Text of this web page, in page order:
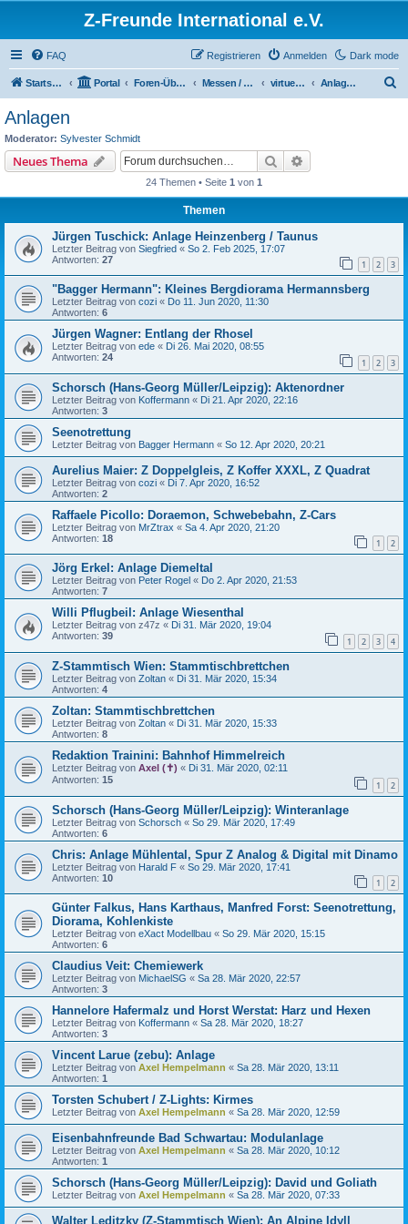
Z-Freunde International e.V.
Dark mode
FAQ Anmelden
Registrieren
Startseite Portal Foren-Übersicht Messen / Ausstellungen / Events virtuelles Z-Weekend 2020 Anlagen
Anlagen
Moderator: Sylvester Schmidt
Neues Thema Suche
24 Themen • Seite 1 von 1
Themen
Jürgen Tuschick: Anlage Heinzenberg / Taunus
Letzter Beitrag von Siegfried « So 2. Feb 2025, 17:07
Antworten: 27 1 2 3
"Bagger Hermann": Kleines Bergdiorama Hermannsberg
Letzter Beitrag von cozi « Do 11. Jun 2020, 11:30
Antworten: 6
Jürgen Wagner: Entlang der Rhosel
Letzter Beitrag von ede « Di 26. Mai 2020, 08:55
Antworten: 24 1 2 3
Schorsch (Hans-Georg Müller/Leipzig): Aktenordner
Letzter Beitrag von Koffermann « Di 21. Apr 2020, 22:16
Antworten: 3
Seenotrettung
Letzter Beitrag von Bagger Hermann « So 12. Apr 2020, 20:21
Aurelius Maier: Z Doppelgleis, Z Koffer XXXL, Z Quadrat
Letzter Beitrag von cozi « Di 7. Apr 2020, 16:52
Antworten: 2
Raffaele Picollo: Doraemon, Schwebebahn, Z-Cars
Letzter Beitrag von MrZtrax « Sa 4. Apr 2020, 21:20
Antworten: 18 1 2
Jörg Erkel: Anlage Diemeltal
Letzter Beitrag von Peter Rogel « Do 2. Apr 2020, 21:53
Antworten: 7
Willi Pflugbeil: Anlage Wiesenthal
Letzter Beitrag von z47z « Di 31. Mär 2020, 19:04
Antworten: 39 1 2 3 4
Z-Stammtisch Wien: Stammtischbrettchen
Letzter Beitrag von Zoltan « Di 31. Mär 2020, 15:34
Antworten: 4
Zoltan: Stammtischbrettchen
Letzter Beitrag von Zoltan « Di 31. Mär 2020, 15:33
Antworten: 8
Redaktion Trainini: Bahnhof Himmelreich
Letzter Beitrag von Axel (✝) « Di 31. Mär 2020, 02:11
Antworten: 15 1 2
Schorsch (Hans-Georg Müller/Leipzig): Winteranlage
Letzter Beitrag von Schorsch « So 29. Mär 2020, 17:49
Antworten: 6
Chris: Anlage Mühlental, Spur Z Analog & Digital mit Dinamo
Letzter Beitrag von Harald F « So 29. Mär 2020, 17:41
Antworten: 10 1 2
Günter Falkus, Hans Karthaus, Manfred Forst: Seenotrettung,
Diorama, Kohlenkiste
Letzter Beitrag von eXact Modellbau « So 29. Mär 2020, 15:15
Antworten: 6
Claudius Veit: Chemiewerk
Letzter Beitrag von MichaelSG « Sa 28. Mär 2020, 22:57
Antworten: 3
Hannelore Hafermalz und Horst Werstat: Harz und Hexen
Letzter Beitrag von Koffermann « Sa 28. Mär 2020, 18:27
Antworten: 3
Vincent Larue (zebu): Anlage
Letzter Beitrag von Axel Hempelmann « Sa 28. Mär 2020, 13:11
Antworten: 1
Torsten Schubert / Z-Lights: Kirmes
Letzter Beitrag von Axel Hempelmann « Sa 28. Mär 2020, 12:59
Eisenbahnfreunde Bad Schwartau: Modulanlage
Letzter Beitrag von Axel Hempelmann « Sa 28. Mär 2020, 10:12
Antworten: 1
Schorsch (Hans-Georg Müller/Leipzig): David und Goliath
Letzter Beitrag von Axel Hempelmann « Sa 28. Mär 2020, 07:33
Walter Leditzky (Z-Stammtisch Wien): An Alpine Idyll